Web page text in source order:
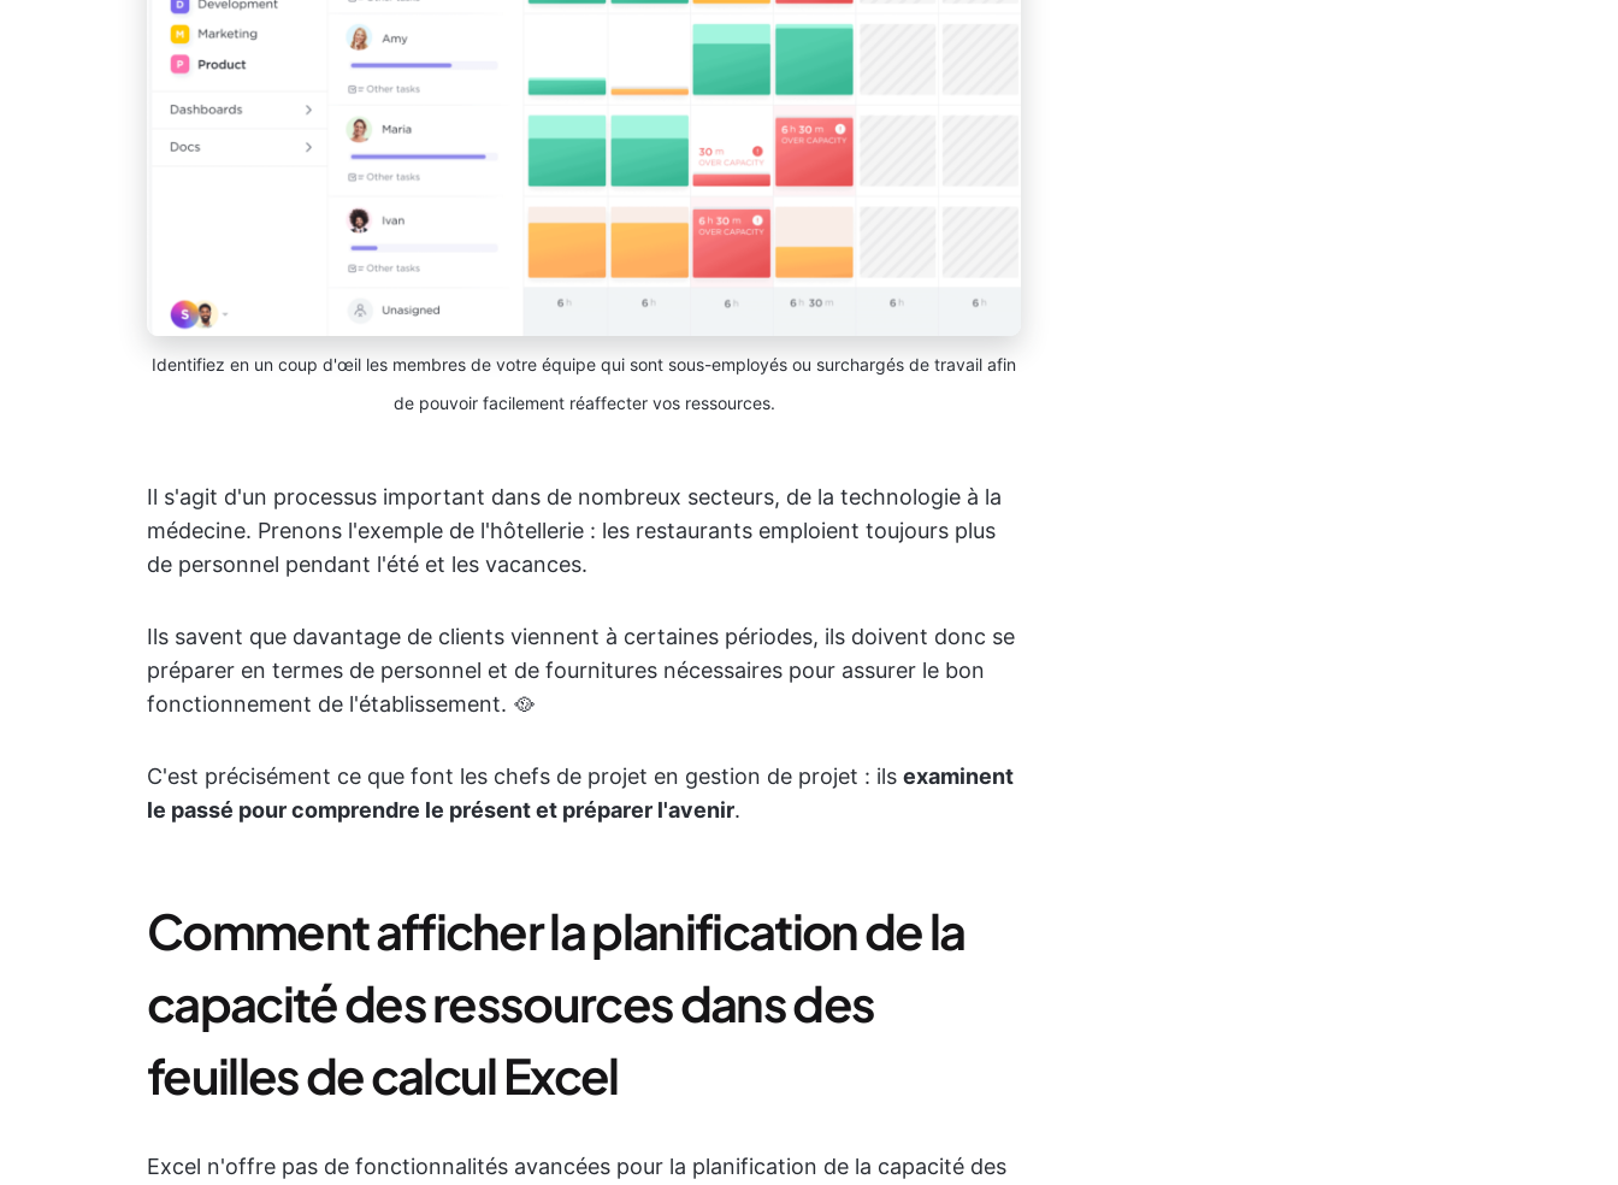
Identifiez en un coup d'œil les membres de votre équipe qui sont sous-employés ou surchargés de travail afin
de pouvoir facilement réaffecter vos ressources.
Il s'agit d'un processus important dans de nombreux secteurs, de la technologie à la
médecine. Prenons l'exemple de l'hôtellerie : les restaurants emploient toujours plus
de personnel pendant l'été et les vacances.
Ils savent que davantage de clients viennent à certaines périodes, ils doivent donc se
préparer en termes de personnel et de fournitures nécessaires pour assurer le bon
fonctionnement de l'établissement. 🥘
C'est précisément ce que font les chefs de projet en gestion de projet : ils examinent
le passé pour comprendre le présent et préparer l'avenir.
Comment afficher la planification de la
capacité des ressources dans des
feuilles de calcul Excel
Excel n'offre pas de fonctionnalités avancées pour la planification de la capacité des